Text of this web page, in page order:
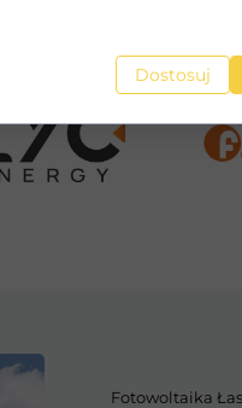
Fotowoltaika
Dostosuj